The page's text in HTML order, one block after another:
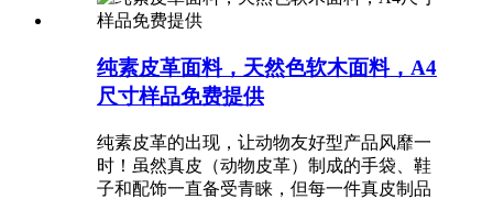
纯素皮革面料，天然色软木面料，A4
尺寸样品免费提供
纯素皮革的出现，让动物友好型产品风靡一
时！虽然真皮（动物皮革）制成的手袋、鞋
子和配饰一直备受青睐，但每一件真皮制品